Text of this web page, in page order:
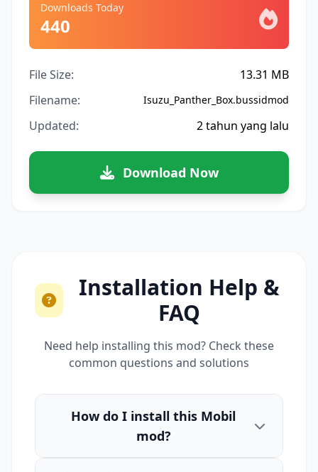
Downloads Today
440
File Size:
13.31 MB
Filename:
Isuzu_Panther_Box.bussidmod
Updated: 2 tahun yang lalu
Download Now
Installation Help &
FAQ
Need help installing this mod? Check these
common questions and solutions
How do I install this Mobil
mod?